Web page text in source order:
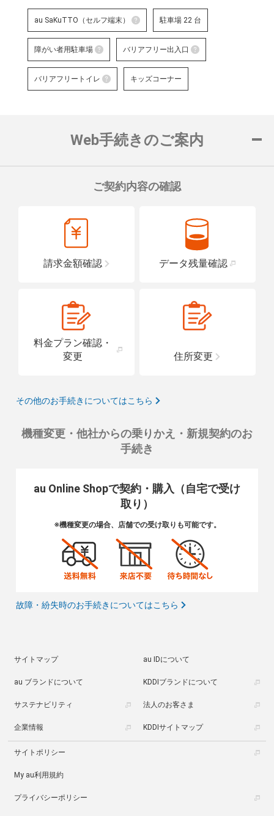
au SaKuTTO（セルフ端末）
au SaKuTTO（セルフ端末）
お客さまご自身でお手続き可
る店舗です。
対応可能なお手続きなど詳細は
駐車場 22 台
障がい者用駐車場
障がい者用駐車場
障がい者用の駐車スペースをご用意して
バリアフリー出入口
バリアフリートイレ
詳細はこちら
キッズコーナー
Web手続きのご案内
ご契約内容の確認
請求金額確認 データ残量確認
料金プラン確認・
変更
住所変更
その他のお手続きについてはこちら
機種変更・他社からの乗りかえ・新規契約のお
手続き
au Online Shopで契約・購入（自宅で受け
取り）
※機種変更の場合、店舗での受け取りも可能です。
故障・紛失時のお手続きについてはこちら
サイトマップ au IDについて
au ブランドについて KDDIブランドについて
サステナビリティ 法人のお客さま
企業情報 KDDIサイトマップ
サイトポリシー
My au利用規約
プライバシーポリシー